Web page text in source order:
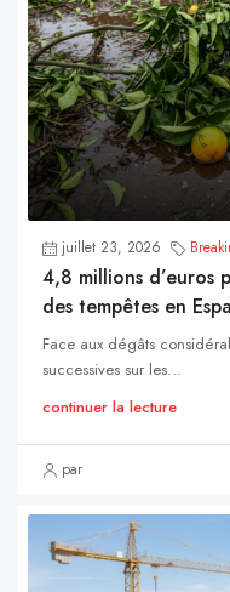
juillet 23, 2026
4,8 millions d’euros
des tempêtes en
Face aux dégâts
successives sur les...
continuer la lecture
par